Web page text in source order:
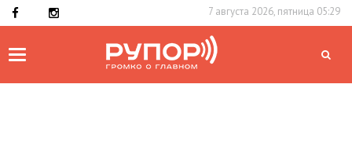
7 августа 2026, пятница 05:29
Toggle